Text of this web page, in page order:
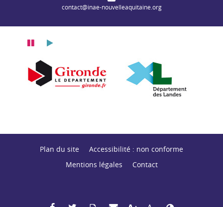
Imprimer Agrandir le texteRéduire le texte
contact@inae-nouvelleaquitaine.org
PauseLecture
Nouvelle-AquitaineDépartement de la Gironde
Département des
Plan du site
Accessibilité : non conforme
Mentions légales
Contact